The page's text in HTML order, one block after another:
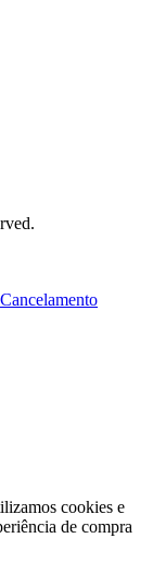
cookies e
de compra